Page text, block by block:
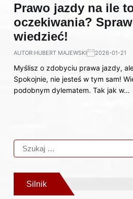
Prawo jazdy na ile
oczekiwania?
wiedzieć!
AUTOR:HUBERT MAJEWSKI 2026-01-21
Myślisz o zdobyciu prawa jazdy,
Spokojnie, nie jesteś w tym sam!
podobnym dylematem. Tak jak w…
Silnik